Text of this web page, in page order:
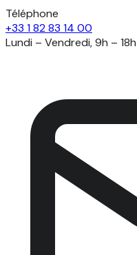
Téléphone
+33 1 82 83 14 00
Lundi – Vendredi, 9h – 18h